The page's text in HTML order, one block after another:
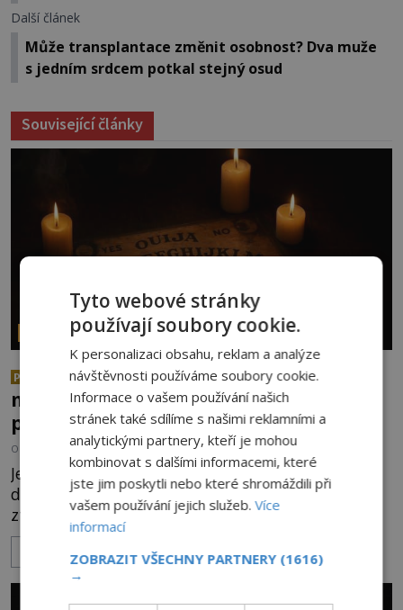
Další článek
Může transplantace změnit osobnost? Dva muže
s jedním srdcem potkal stejný osud
Související články
PARANORMÁLNÍ JEVY
PREMIUM
Herec Richard Dreyfuss a
muzikant Dave Grohl: Jaké mají
paranormální zážitky?
OD ANDREA ŠULCOVÁ 5.8.2026 1.6TIS
Je to jízda s větrem o závod. V roce 1982 americký
drogově závislý herec Richard Dreyfuss (*1947)
ztratí poslední zbytky sebezáchovy a prohání se
po silnicích ve svém mercedesu jako utržený ze
řetězu. Vše vyvrcholí katastrofou, když to Dreyfuss
napálí v plné rychlosti do stromu! Policie ve vraku
ZOBRAZIT VÍCE
Tyto webové stránky
používají soubory cookie.
K personalizaci obsahu, reklam a analýze
návštěvnosti používáme soubory cookie.
Informace o vašem používání našich
stránek také sdílíme s našimi reklamními a
analytickými partnery, kteří je mohou
kombinovat s dalšími informacemi, které
jste jim poskytli nebo které shromáždili při
vašem používání jejich služeb.Více
informací
ZOBRAZIT VŠECHNY PARTNERY (1616)
→